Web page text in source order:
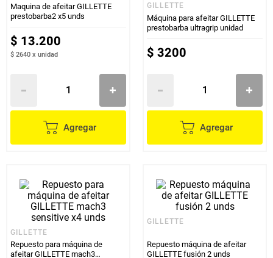
Maquina de afeitar GILLETTE
prestobarba2 x5 unds
$ 13.200
$ 2640 x unidad
Agregar
GILLETTE
Máquina para afeitar GILLETTE
prestobarba ultragrip unidad
$ 3200
Agregar
GILLETTE
Repuesto para máquina de
afeitar GILLETTE mach3
GILLETTE
Repuesto máquina de afeitar
GILLETTE fusión 2 unds